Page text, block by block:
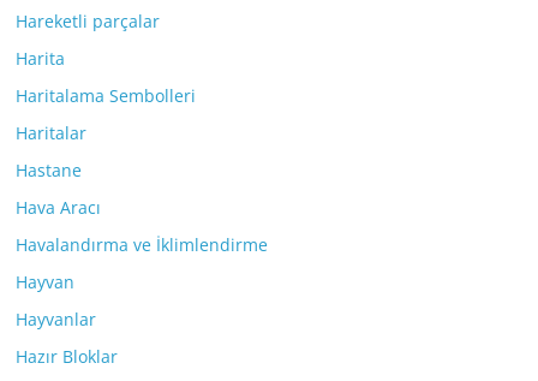
Hareketli parçalar
Harita
Haritalama Sembolleri
Haritalar
Hastane
Hava Aracı
Havalandırma ve İklimlendirme
Hayvan
Hayvanlar
Hazır Bloklar